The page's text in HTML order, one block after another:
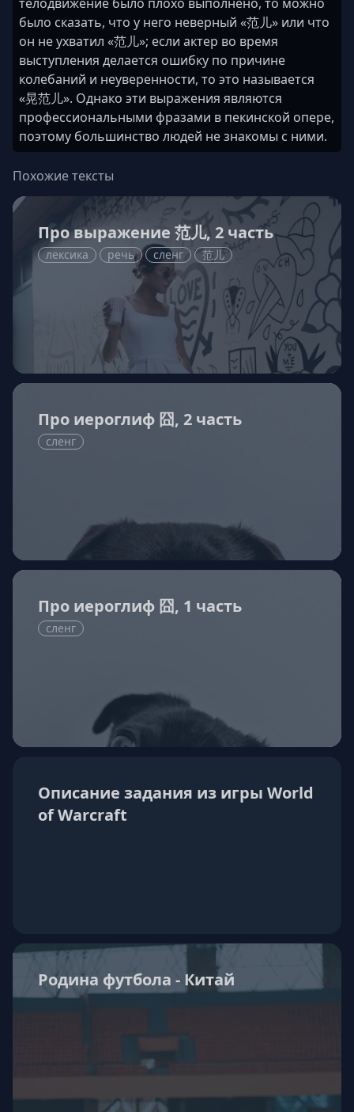
было сказать, что у него неверный «范儿» или что
он не ухватил «范儿»; если актер во время
выступления делается ошибку по причине
колебаний и неуверенности, то это называется
«晃范儿». Однако эти выражения являются
профессиональными фразами в пекинской опере,
поэтому большинство людей не знакомы с ними.
Похожие тексты
Про выражение 范儿, 2 часть
лексика речь сленг 范儿
Про иероглиф 囧, 2 часть
сленг
Про иероглиф 囧, 1 часть
сленг
Описание задания из игры World
of Warcraft
Родина футбола - Китай